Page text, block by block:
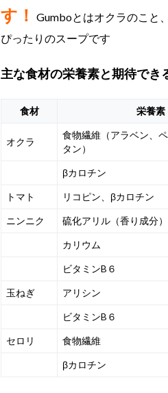
す！
Gumboとはオクラのこと
ぴったりのスープです
主な食材の栄養素と期待でき
食材 栄養素
オクラ
食物繊維（アラベン、
タン）
βカロチン
トマト リコピン、βカロチン
ニンニク 硫化アリル（香り成分）
カリウム
ビタミンB６
玉ねぎ アリシン
ビタミンB６
セロリ 食物繊維
βカロチン